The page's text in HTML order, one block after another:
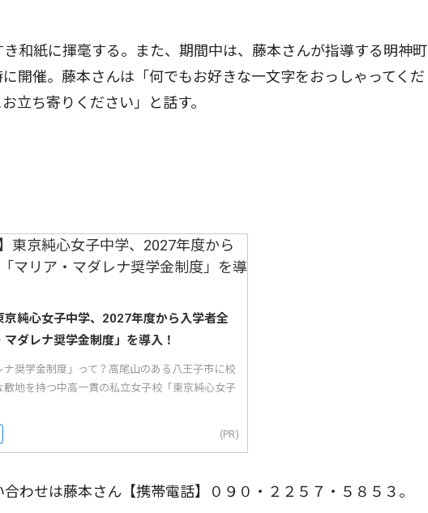
和紙に揮毫する。また、期間中は、藤本さんが指導する明神町
開催。藤本さんは「何でもお好きな一文字をおっしゃってくだ
立ち寄りください」と話す。
京純心女子中学、2027年度から入学者全
マダレナ奨学金制度」を導入！
ナ奨学金制度」って？高尾山のある八王子市に校
敷地を持つ中高一貫の私立女子校「東京純心女子
(PR)
わせは藤本さん【携帯電話】０９０・２２５７・５８５３。